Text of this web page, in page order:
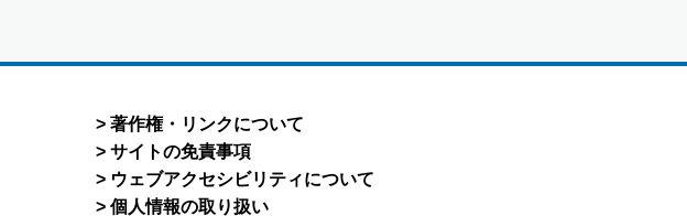
著作権・リンクについて
サイトの免責事項
ウェブアクセシビリティについて
個人情報の取り扱い